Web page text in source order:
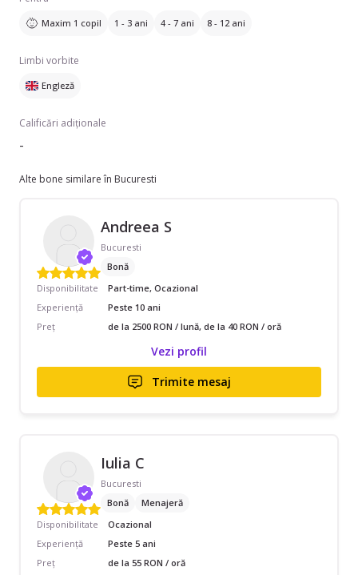
Maxim 1 copil 1 - 3 ani 4 - 7 ani 8 - 12 ani
Limbi vorbite
Engleză
Calificări adiționale
-
Alte bone similare în Bucuresti
Andreea S
Bucuresti
Bonă
Disponibilitate
Part-time, Ocazional
Experiență
Peste 10 ani
Preț
de la 2500 RON / lună, de la 40 RON / oră
Vezi profil
Trimite mesaj
Iulia C
Bucuresti
Bonă
Menajeră
Disponibilitate
Ocazional
Experiență
Peste 5 ani
Preț
de la 55 RON / oră